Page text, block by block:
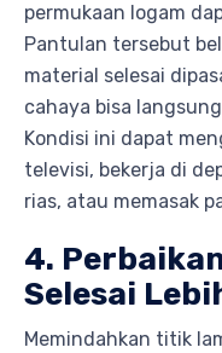
permukaan logam
Pantulan tersebut
material selesai
cahaya bisa
Kondisi ini dapat
televisi, bekerja di
rias, atau memasak
4.
Selesai
Memindahkan titik